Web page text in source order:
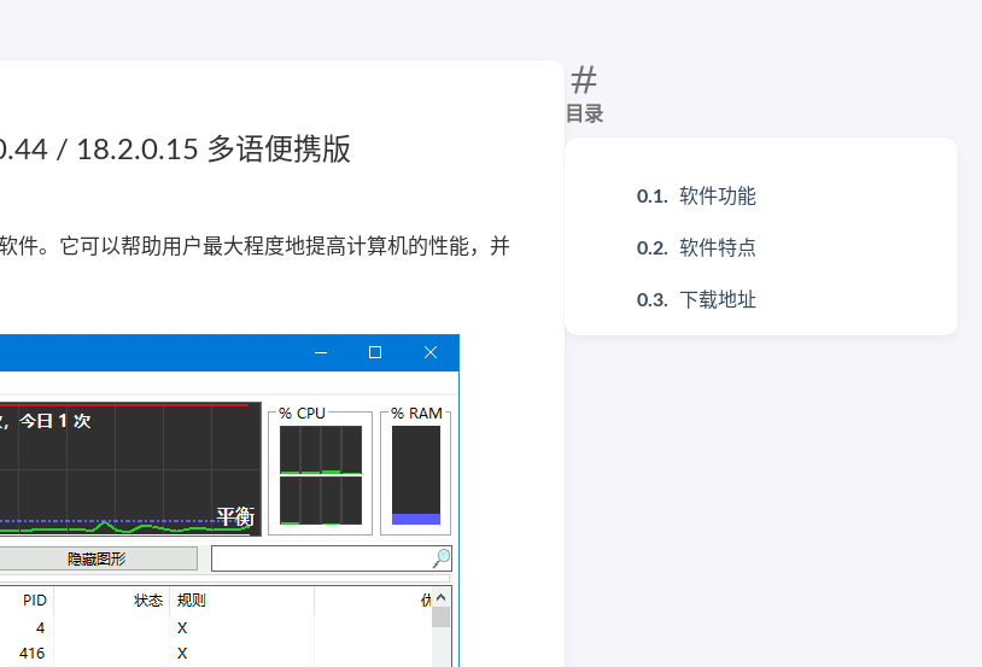
目录
软件功能
软件特点
下载地址
/ 18.2.0.15 多语便携版
件。它可以帮助用户最大程度地提高计算机的性能，并